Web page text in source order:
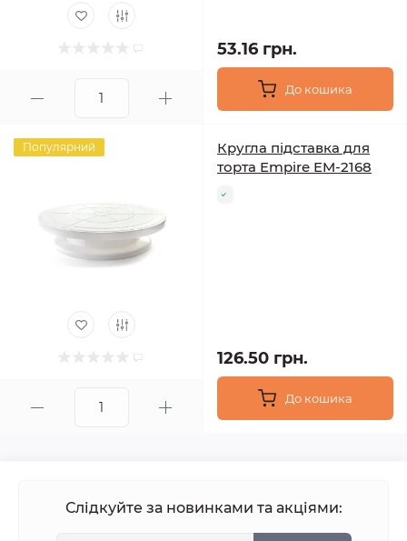
53.16 грн.
До кошика
Популярний
Кругла підставка для
торта Empire EM-2168
126.50 грн.
До кошика
Слідкуйте за новинками та акціями: